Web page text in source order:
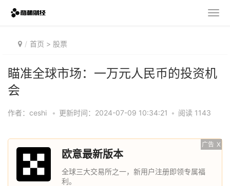
首页 > 股票
瞄准全球市场：一万元人民币的投资机
会
作者：ceshi • 更新时间：2024-07-09 10:34:21 • 阅读 1143
广告 X
欧意最新版本
全球三大交易所之一，新用户注册即领专属福
利。